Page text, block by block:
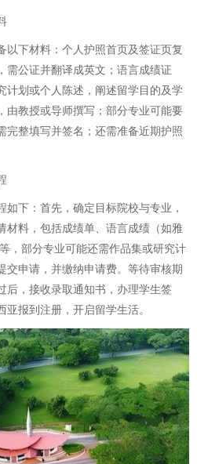
以下材料：个人护照首页及签证页复
需公证并翻译成英文；语言成绩证
计划或个人陈述，阐述留学目的及学
由教授或导师撰写；部分专业可能要
完整填写并签名；还需准备近期护照
下：首先，确定目标院校与专业，
材料，包括成绩单、语言成绩（如雅
，部分专业可能还需作品集或研究计
交申请，并缴纳申请费。等待审核期
后，接收录取通知书，办理学生签
报到注册，开启留学生活。